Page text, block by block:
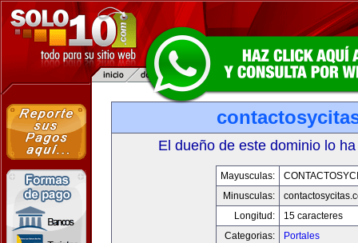
El dueño de este dominio lo
Mayusculas:
Minusculas:
Longitud:
15 caracteres
Categorias:
Portales